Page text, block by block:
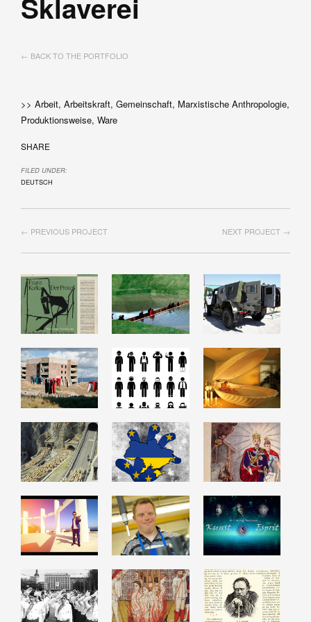
← BACK TO THE PORTFOLIO
>> Arbeit, Arbeitskraft, Gemeinschaft, Marxistische Anthropologie,
Produktionsweise, Ware
SHARE
FILED UNDER:
DEUTSCH
NEXT PROJECT →
← PREVIOUS PROJECT